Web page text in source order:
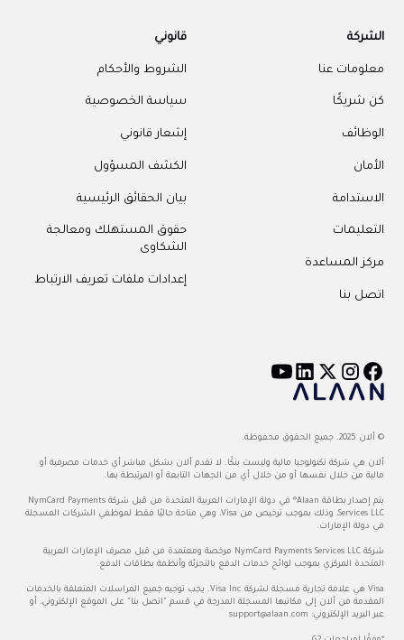
الشركة
معلومات عنا
كن شريكًا
الوظائف
الأمان
الاستدامة
التعليمات
مركز المساعدة
اتصل بنا
قانوني
الشروط والأحكام
سياسة الخصوصية
إشعار قانوني
الكشف المسؤول
بيان الحقائق الرئيسية
حقوق المستهلك ومعالجة
الشكاوى
إعدادات ملفات تعريف الارتباط
© ألان 2025. جميع الحقوق محفوظة.
ألان هي شركة تكنولوجيا مالية وليست بنكًا. لا تقدم ألان بشكل مباشر أي خدمات مصرفية أو
مالية من خلال نفسها أو من خلال أي من الجهات التابعة أو المرتبطة بها.
يتم إصدار بطاقة Alaan® في دولة الإمارات العربية المتحدة من قبل شركة NymCard Payments
Services LLC، وذلك بموجب ترخيص من Visa، وهي متاحة حاليًا فقط لموظفي الشركات المسجلة
في دولة الإمارات.
شركة NymCard Payments Services LLC مرخصة ومعتمدة من قبل مصرف الإمارات العربية
المتحدة المركزي بموجب لوائح خدمات الدفع بالتجزئة وأنظمة بطاقات الدفع.
Visa هي علامة تجارية مسجلة لشركة Visa Inc. يجب توجيه جميع المراسلات المتعلقة بالخدمات
المقدمة من ألان إلى مكاتبها المسجلة المدرجة في قسم "اتصل بنا" على الموقع الإلكتروني، أو
عبر البريد الإلكتروني: support@alaan.com